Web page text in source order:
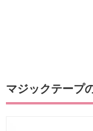
マジックテープ